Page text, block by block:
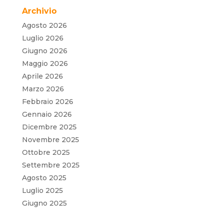
Archivio
Agosto 2026
Luglio 2026
Giugno 2026
Maggio 2026
Aprile 2026
Marzo 2026
Febbraio 2026
Gennaio 2026
Dicembre 2025
Novembre 2025
Ottobre 2025
Settembre 2025
Agosto 2025
Luglio 2025
Giugno 2025